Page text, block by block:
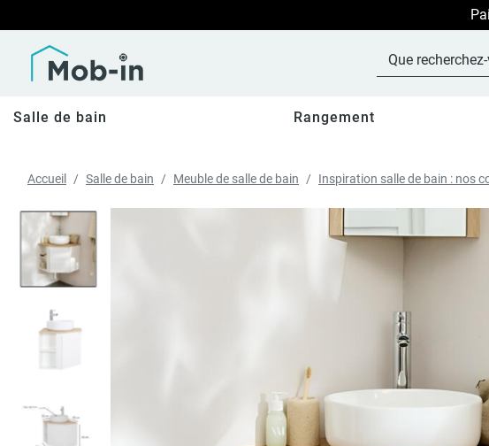
Salle de bain Rangement
Accueil Salle de bain Meuble de salle de bain Inspiration salle de bain : nos